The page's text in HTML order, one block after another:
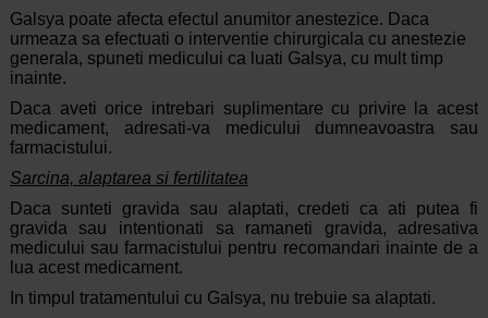
Galsya poate afecta efectul anumitor anestezice. Daca
urmeaza sa efectuati o interventie chirurgicala cu anestezie
generala, spuneti medicului ca luati Galsya, cu mult timp
inainte.
Daca aveti orice intrebari suplimentare cu privire la acest
medicament, adresati-va medicului dumneavoastra sau
farmacistului.
Sarcina, alaptarea si fertilitatea
Daca sunteti gravida sau alaptati, credeti ca ati putea fi
gravida sau intentionati sa ramaneti gravida, adresativa
medicului sau farmacistului pentru recomandari inainte de a
lua acest medicament.
In timpul tratamentului cu Galsya, nu trebuie sa alaptati.